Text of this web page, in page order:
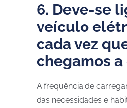
6. Deve-se
veículo
cada vez
chegamos a
A frequência de
das necessidades e